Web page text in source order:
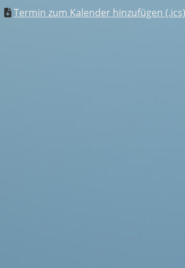
Termin zum Kalender hinzufügen (.ics)